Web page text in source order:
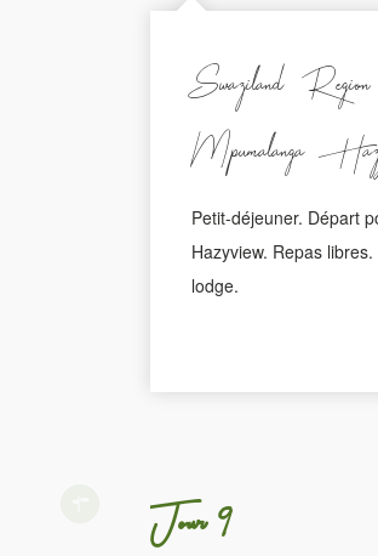
Swaziland -
Mpumalanga -
Petit-déjeuner. Départ
Hazyview. Repas
lodge.
Jour 9